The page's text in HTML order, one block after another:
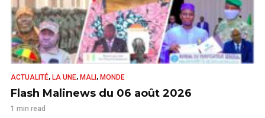
ACTUALITÉ, LA UNE, MALI, MONDE
Flash Malinews du 06 août 2026
1 min read